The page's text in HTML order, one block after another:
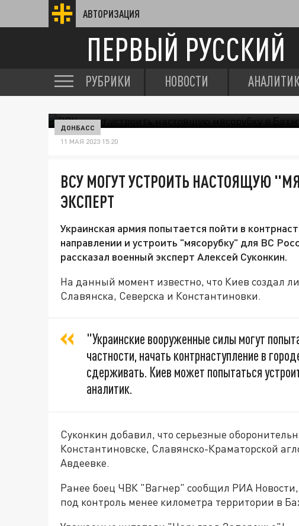
АВТОРИЗАЦИЯ
ПЕРВЫЙ РУССКИЙ
РУБРИКИ НОВОСТИ
ДОНБАСС
11 МАЯ 2023 15:20
ВСУ МОГУТ УСТРОИТЬ НАСТОЯЩУЮ
ЭКСПЕРТ
Украинская армия попытается пойти в
направлении и устроить "мясорубку" для ВС
рассказал военный эксперт Алексей Суконкин.
На данный момент известно, что Киев создал
Славянска, Северска и Константиновки.
"Украинские вооруженные силы могут
частности, начать контрнаступление в
сдерживать. Киев может попытаться
аналитик.
Суконкин добавил, что серьезные
Константиновске, Славянско-Краматорской
Авдеевке.
Ранее боец ЧВК "Вагнер" сообщил РИА Новости,
под контроль менее километра территории в